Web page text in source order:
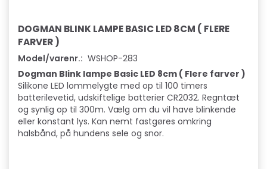
DOGMAN BLINK LAMPE BASIC LED 8CM ( FLERE
FARVER )
Model/varenr.: WSHOP-283
Dogman Blink lampe Basic LED 8cm ( Flere farver )
Silikone LED lommelygte med op til 100 timers
batterilevetid, udskiftelige batterier CR2032. Regntæt
og synlig op til 300m. Vælg om du vil have blinkende
eller konstant lys. Kan nemt fastgøres omkring
halsbånd, på hundens sele og snor.